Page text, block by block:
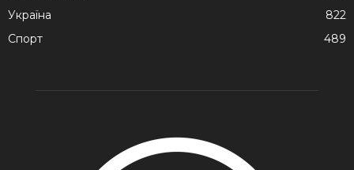
Україна
822
Спорт
489